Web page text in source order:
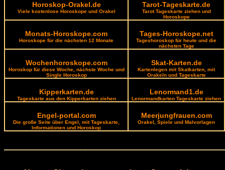
Horoskop-Orakel.de
Viele kostenlose Horoskope und Orakel
Tarot-Tageskarte.de
Tarot Tageskarte ziehen und
Horoskope
Monats-Horoskope.com
Horoskope für die nächsten 12 Monate
Tages-Horoskope.net
Tageshoroskop für heute und die
nächsten Tage
Wochenhoroskope.com
Horoskop für diese Woche, nächste Woche und
Single Horoskop
Skat-Karten.de
Kartenlegen mit Skatkarten, mit
Orakeln und Tageskarte
Kipperkarten.de
Tageskarte aus den Kipperkarten ziehen
Lenormand1.de
Lenormandkarten Tageskarte ziehen
Engel-portal.com
Die große Seite über Engel, mit Tageskarte,
Informationen und Horoskop
Meerjungfrauen.com
Orakel, Spiele und Malvorlagen